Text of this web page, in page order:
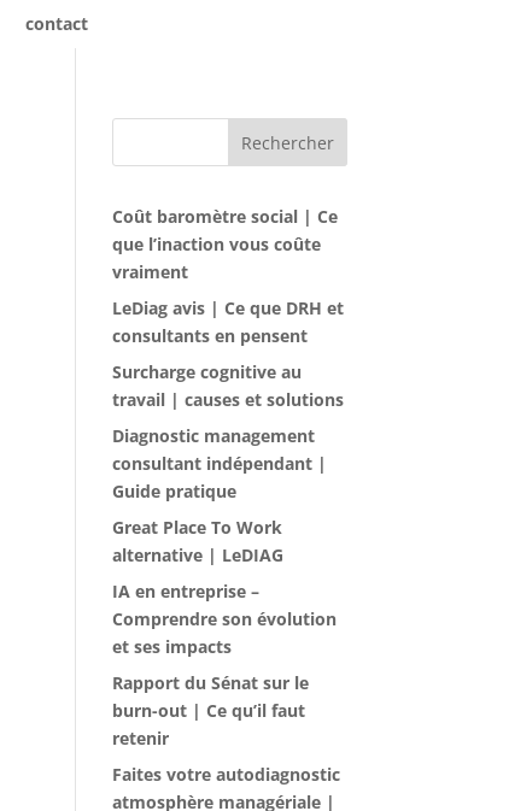
contact
Rechercher
Coût baromètre social | Ce
que l’inaction vous coûte
vraiment
LeDiag avis | Ce que DRH et
consultants en pensent
Surcharge cognitive au
travail | causes et solutions
Diagnostic management
consultant indépendant |
Guide pratique
Great Place To Work
alternative | LeDIAG
IA en entreprise –
Comprendre son évolution
et ses impacts
Rapport du Sénat sur le
burn-out | Ce qu’il faut
retenir
Faites votre autodiagnostic
atmosphère managériale |